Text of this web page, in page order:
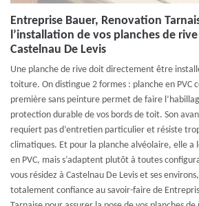
Entreprise Bauer, Renovation
l’installation de vos planches de rive
Castelnau De Levis
Une planche de rive doit directement être
toiture. On distingue 2 formes : planche en PVC
première sans peinture permet de faire
protection durable de vos bords de toit. Son
requiert pas d’entretien particulier et résiste
climatiques. Et pour la planche alvéolaire, elle a
en PVC, mais s’adaptent plutôt à toutes
vous résidez à Castelnau De Levis et ses
totalement confiance au savoir-faire de